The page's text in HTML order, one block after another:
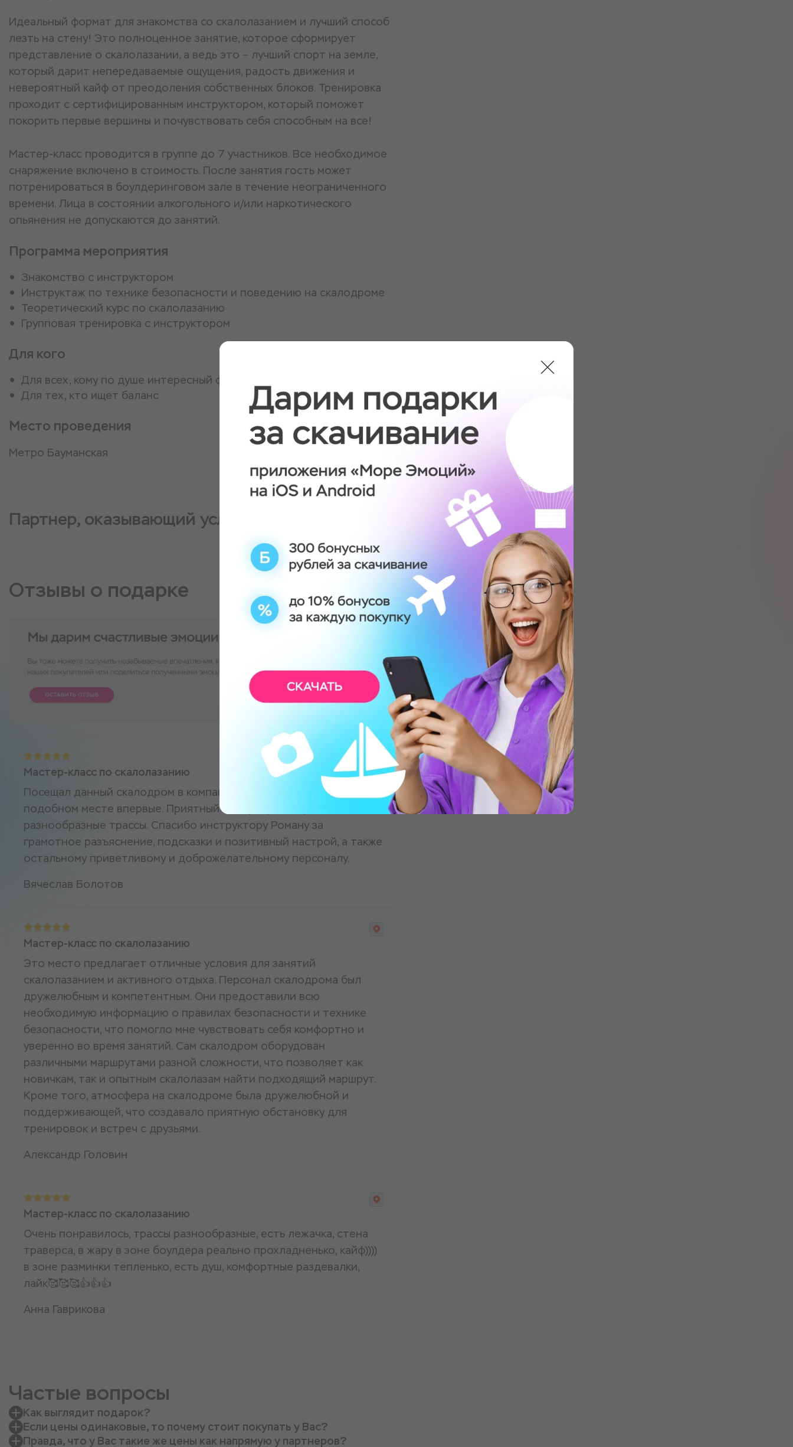
Идеальный формат для знакомства со скалолазанием и лучший способ
лезть на стену! Это полноценное занятие, которое сформирует
представление о скалолазании, а ведь это – лучший спорт на земле,
который дарит непередаваемые ощущения, радость движения и
невероятный кайф от преодоления собственных блоков. Тренировка
проходит с сертифицированным инструктором, который поможет
покорить первые вершины и почувствовать себя способным на все!
Мастер-класс проводится в группе до 7 участников. Все необходимое
снаряжение включено в стоимость. После занятия гость может
потренироваться в боулдеринговом зале в течение неограниченного
времени. Лица в состоянии алкогольного и/или наркотического
опьянения не допускаются до занятий.
Программа мероприятия
Знакомство с инструктором
Инструктаж по технике безопасности и поведению на скалодроме
Теоретический курс по скалолазанию
Групповая тренировка с инструктором
Для кого
Для всех, кому по душе интересный фитнес
Для тех, кто ищет баланс
Место проведения
Метро Бауманская
Партнер, оказывающий услугу
Отзывы о подарке
Мастер-класс по скалолазанию
Посещал данный скалодром в компании коллег. Сам был в
подобном месте впервые. Приятный интерьер, интересные и
разнообразные трассы. Спасибо инструктору Роману за
грамотное разъяснение, подсказки и позитивный настрой, а также
остальному приветливому и доброжелательному персоналу.
Вячеслав Болотов
Мастер-класс по скалолазанию
Это место предлагает отличные условия для занятий
скалолазанием и активного отдыха. Персонал скалодрома был
дружелюбным и компетентным. Они предоставили всю
необходимую информацию о правилах безопасности и технике
безопасности, что помогло мне чувствовать себя комфортно и
уверенно во время занятий. Сам скалодром оборудован
различными маршрутами разной сложности, что позволяет как
новичкам, так и опытным скалолазам найти подходящий маршрут.
Кроме того, атмосфера на скалодроме была дружелюбной и
поддерживающей, что создавало приятную обстановку для
тренировок и встреч с друзьями.
Александр Головин
Мастер-класс по скалолазанию
Очень понравилось, трассы разнообразные, есть лежачка, стена
траверса, в жару в зоне боулдера реально прохладненько, кайф))))
в зоне разминки тëпленько, есть душ, комфортные раздевалки,
лайк🥰🥰🥰👍👍👍
Анна Гаврикова
Частые вопросы
Как выглядит подарок?
Если цены одинаковые, то почему стоит покупать у Вас?
Правда, что у Вас такие же цены как напрямую у партнеров?